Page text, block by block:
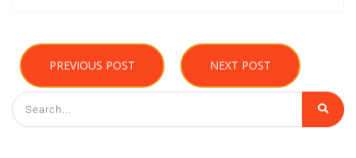
PREVIOUS POST NEXT POST